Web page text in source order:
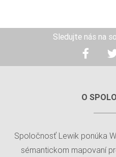
Sledujte nás na
O
Spoločnosť Lewik ponúka
sémantickom mapovaní